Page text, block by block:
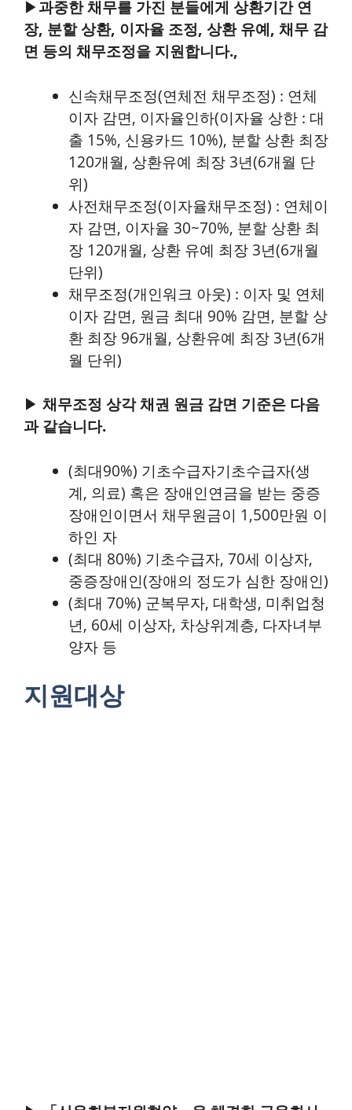
▶과중한 채무를 가진 분들에게 상환기간 연
장, 분할 상환, 이자율 조정, 상환 유예, 채무 감
면 등의 채무조정을 지원합니다.,
신속채무조정(연체전 채무조정) : 연체
이자 감면, 이자율인하(이자율 상한 : 대
출 15%, 신용카드 10%), 분할 상환 최장
120개월, 상환유예 최장 3년(6개월 단
위)
사전채무조정(이자율채무조정) : 연체이
자 감면, 이자율 30~70%, 분할 상환 최
장 120개월, 상환 유예 최장 3년(6개월
단위)
채무조정(개인워크 아웃) : 이자 및 연체
이자 감면, 원금 최대 90% 감면, 분할 상
환 최장 96개월, 상환유예 최장 3년(6개
월 단위)
▶ 채무조정 상각 채권 원금 감면 기준은 다음
과 같습니다.
(최대90%) 기초수급자기초수급자(생
계, 의료) 혹은 장애인연금을 받는 중증
장애인이면서 채무원금이 1,500만원 이
하인 자
(최대 80%) 기초수급자, 70세 이상자,
중증장애인(장애의 정도가 심한 장애인)
(최대 70%) 군복무자, 대학생, 미취업청
년, 60세 이상자, 차상위계층, 다자녀부
양자 등
지원대상